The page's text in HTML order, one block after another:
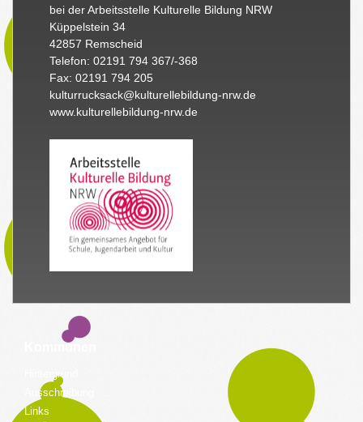
bei der Arbeitsstelle Kulturelle Bildung NRW
Küppelstein 34
42857 Remscheid
Telefon: 02191 794 367/-368
Fax: 02191 794 205
kulturrucksack@kulturellebildung-nrw.de
www.kulturellebildung-nrw.de
Kommunen
Hintergrund
Ausschreibung
Links